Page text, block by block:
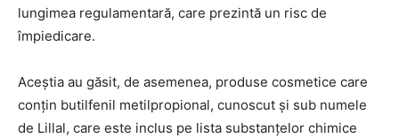
lungimea regulamentară, care prezintă un risc de
împiedicare.
Aceștia au găsit, de asemenea, produse cosmetice care
conțin butilfenil metilpropional, cunoscut și sub numele
de Lillal, care este inclus pe lista substanțelor chimice